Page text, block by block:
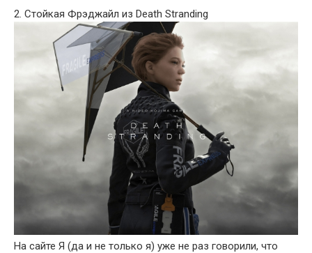
2. Стойкая Фрэджайл из Death Stranding
На сайте Я (да и не только я) уже не раз говорили, что